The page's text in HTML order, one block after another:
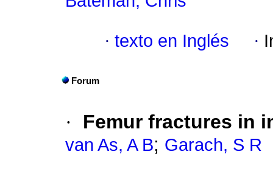
· texto en Inglés ·
Forum
· Femur fractures in
van As, A B; Garach, S R